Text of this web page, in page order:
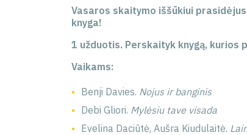
Vasaros skaitymo iššūkiui
knyga!
1 užduotis. Perskaityk knygą, kurios
Vaikams:
Benji Davies. Nojus ir banginis
Debi Gliori. Mylėsiu tave visada
Evelina Daciūtė, Aušra Kiudulaitė.